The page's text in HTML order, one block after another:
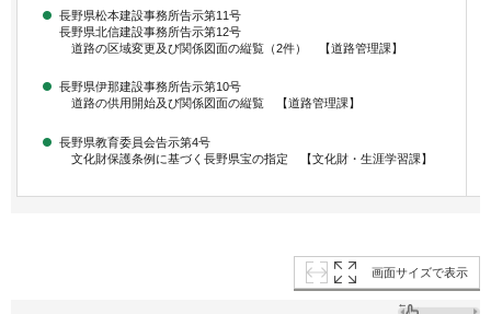
長野県松本建設事務所告示第11号
長野県北信建設事務所告示第12号
道路の区域変更及び関係図面の縦覧（2件） 【道路管理課】
長野県伊那建設事務所告示第10号
道路の供用開始及び関係図面の縦覧 【道路管理課】
長野県教育委員会告示第4号
文化財保護条例に基づく長野県宝の指定 【文化財・生涯学習課】
画面サイズで表示